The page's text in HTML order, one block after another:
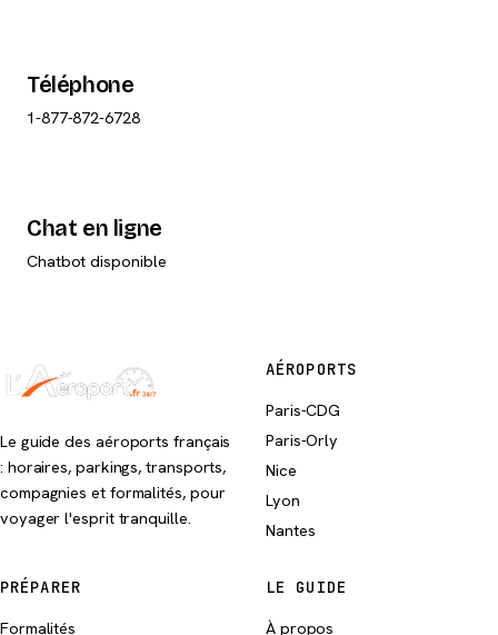
Téléphone
1-877-872-6728
Chat en ligne
Chatbot disponible
Le guide des aéroports français
: horaires, parkings, transports,
compagnies et formalités, pour
voyager l'esprit tranquille.
AÉROPORTS
Paris-CDG
Paris-Orly
Nice
Lyon
Nantes
PRÉPARER
Formalités
LE GUIDE
À propos